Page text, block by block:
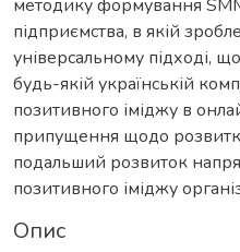
методику формування
підприємства, в якій
універсальному підході,
будь-якій українській
позитивного іміджу в
припущення щодо
подальший розвиток
позитивного іміджу
Опис